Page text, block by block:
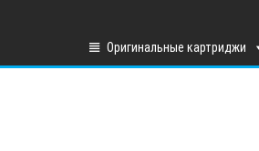
Оригинальные картриджи